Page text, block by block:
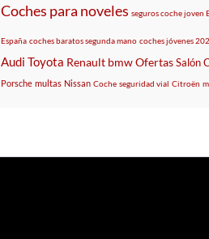
Coches para noveles seguros coche joven
España coches baratos segunda mano coches jóvenes
Audi Toyota Renault bmwOfertasSalón
Porsche multas Nissan Coche seguridad vial Citroën